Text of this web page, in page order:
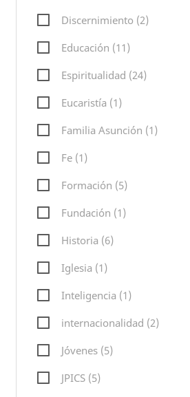
Discernimiento (2)
Educación (11)
Espiritualidad (24)
Eucaristía (1)
Familia Asunción (1)
Fe (1)
Formación (5)
Fundación (1)
Historia (6)
Iglesia (1)
Inteligencia (1)
internacionalidad (2)
Jóvenes (5)
JPICS (5)